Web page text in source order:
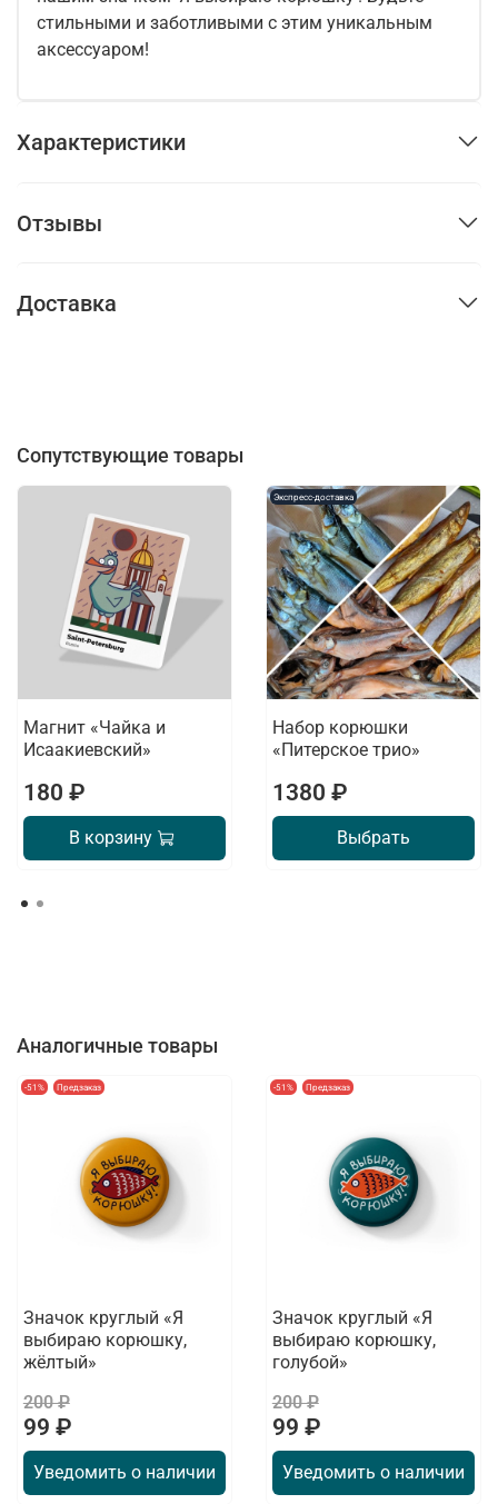
стильными и заботливыми с этим уникальным
аксессуаром!
Характеристики
Отзывы
Доставка
Сопутствующие товары
Магнит «Чайка и
Исаакиевский»
180 ₽
В корзину
Экспресс-доставка
Набор корюшки
«Питерское трио»
1380 ₽
Выбрать
Аналогичные товары
-51% Предзаказ
Значок круглый «Я
выбираю корюшку,
жёлтый»
200 ₽
99 ₽
Уведомить о наличии
-51% Предзаказ
Значок круглый «Я
выбираю корюшку,
голубой»
200 ₽
99 ₽
Уведомить о наличии